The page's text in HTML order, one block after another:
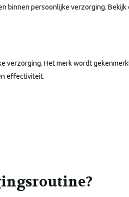
binnen persoonlijke verzorging.
Het merk wordt
effectiviteit.